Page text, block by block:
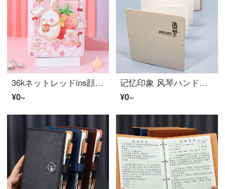
36kネットレッドins顔の高さ日系ハンドアカウント本創造性韩国愛らしい仙女ノート子さわやかノートブック闺蜜少女ASNSMVV 愛らしい限定-草莓兔
¥0~
记忆印象 风琴ハンドアカウント本折页素描速写画画本相册影集本 白卡纸インサイドページ小本
¥0~